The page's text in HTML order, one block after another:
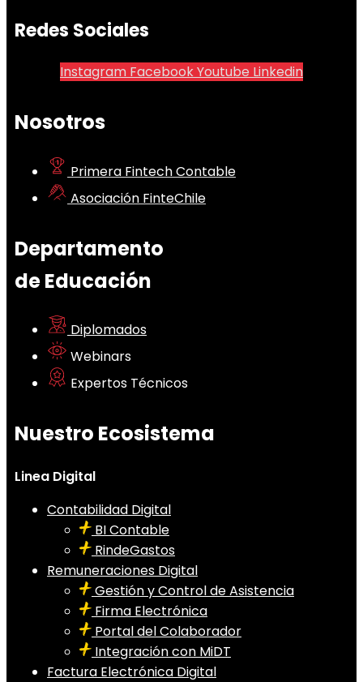
Redes Sociales
Instagram FacebookYoutube Linkedin
Nosotros
Primera Fintech Contable
Asociación FinteChile
Departamento
de Educación
Diplomados
Webinars
Expertos Técnicos
Nuestro Ecosistema
Linea Digital
Contabilidad Digital
BI Contable
RindeGastos
Remuneraciones Digital
Gestión y Control de Asistencia
Firma Electrónica
Portal del Colaborador
Integración con MiDT
Factura Electrónica Digital